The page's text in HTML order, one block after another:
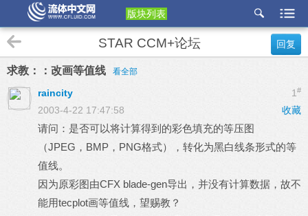
版块列表
etu
p
回复
STAR CCM+论坛
求教：：改画等值线 看全部
1 #
raincity
收藏
2003-4-22 17:47:58
请问：是否可以将计算得到的彩色填充的等压图
（JPEG，BMP，PNG格式），转化为黑白线条形式的等
值线。
因为原彩图由CFX blade-gen导出，并没有计算数据，故不
能用tecplot画等值线，望赐教？